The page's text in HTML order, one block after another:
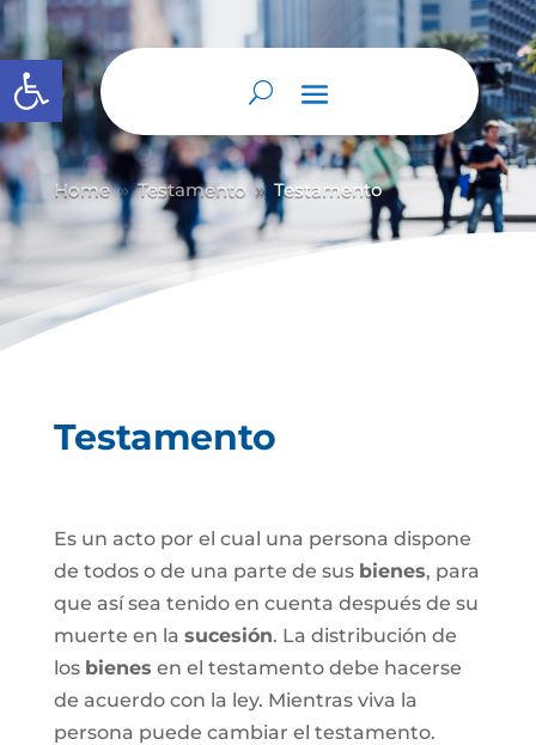
Abrir barra de herramientas
Home 9 Testamento 9 Testamento
Testamento
Es un acto por el cual una persona dispone
de todos o de una parte de sus bienes, para
que así sea tenido en cuenta después de su
muerte en la sucesión. La distribución de
los bienes en el testamento debe hacerse
de acuerdo con la ley. Mientras viva la
persona puede cambiar el testamento.